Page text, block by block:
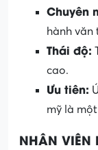
Chuyên
hành văn
Thái độ:
cao.
Ưu tiên:
mỹ là
NHÂN VIÊN